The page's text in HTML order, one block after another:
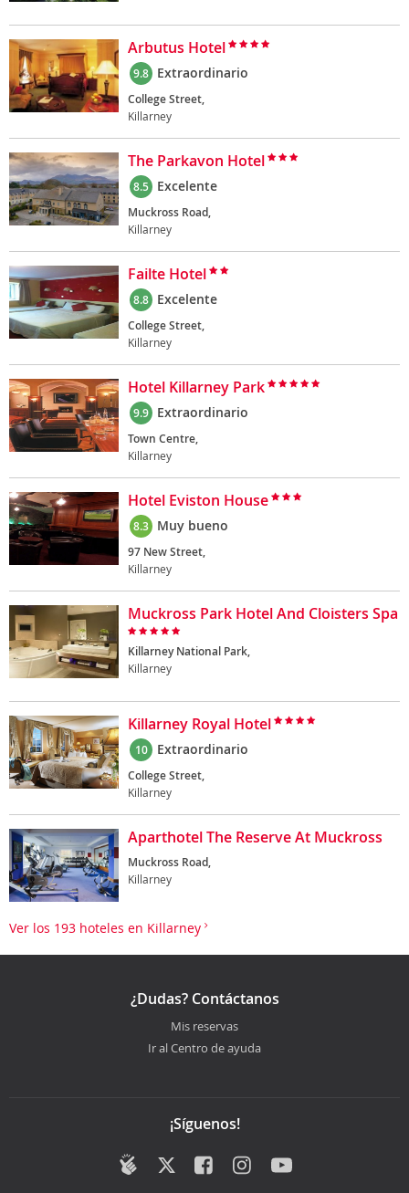
Arbutus Hotel
9.8 Extraordinario
College Street,
Killarney
The Parkavon Hotel
8.5 Excelente
Muckross Road,
Killarney
Failte Hotel
8.8 Excelente
College Street,
Killarney
Hotel Killarney Park
9.9 Extraordinario
Town Centre,
Killarney
Hotel Eviston House
8.3 Muy bueno
97 New Street,
Killarney
Muckross Park Hotel And Cloisters Spa
Killarney National Park,
Killarney
Killarney Royal Hotel
10 Extraordinario
College Street,
Killarney
Aparthotel The Reserve At Muckross
Muckross Road,
Killarney
Ver los 193 hoteles en Killarney
¿Dudas? Contáctanos
Mis reservas
Ir al Centro de ayuda
¡Síguenos!